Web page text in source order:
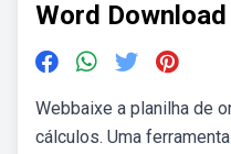
Word Download
Webbaixe a planilha de
cálculos. Uma